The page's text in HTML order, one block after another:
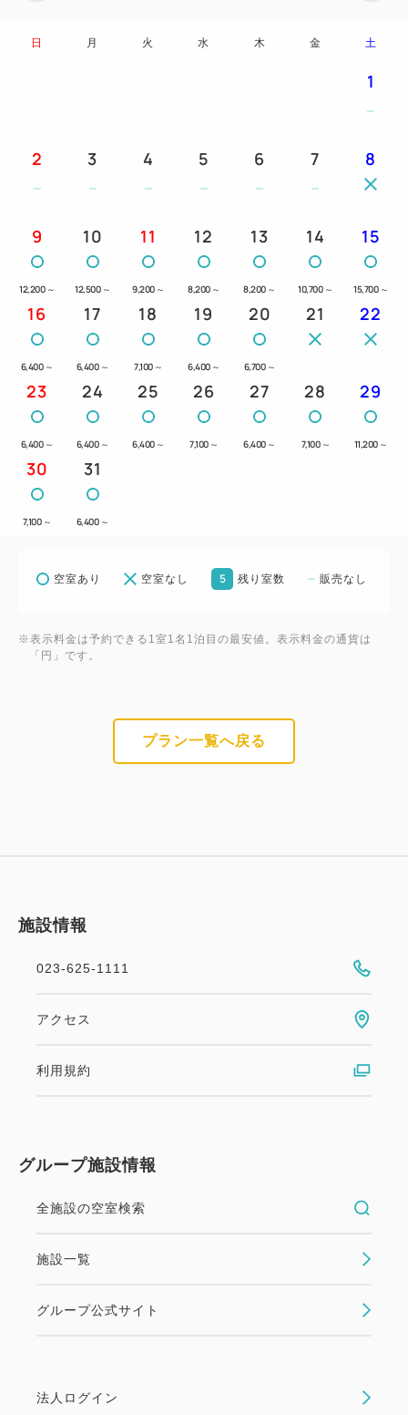
日 月 火 水 木 金 土
1
2 3 4 5 6 7 8
9
12,200 ～
10
12,500 ～
11
9,200 ～
12
8,200 ～
13
8,200 ～
14
10,700 ～
15
15,700 ～
16
6,400 ～
17
6,400 ～
18
7,100 ～
19
6,400 ～
20
6,700 ～
21 22
23
6,400 ～
24
6,400 ～
25
6,400 ～
26
7,100 ～
27
6,400 ～
28
7,100 ～
29
11,200 ～
30
7,100 ～
31
6,400 ～
空室あり 空室なし 5 残り室数 販売なし
※表示料金は予約できる1室1名1泊目の最安値。表示料金の通貨は
「円」です。
プラン一覧へ戻る
施設情報
023-625-1111
アクセス
利用規約
グループ施設情報
全施設の空室検索
施設一覧
グループ公式サイト
法人ログイン